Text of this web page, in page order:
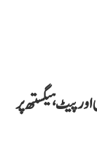
پیٹ ہیگستھ پر